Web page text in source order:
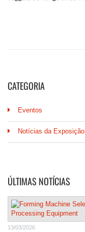
CATEGORIA
Eventos
Notícias da Exposição
ÚLTIMAS NOTÍCIAS
13/03/2026